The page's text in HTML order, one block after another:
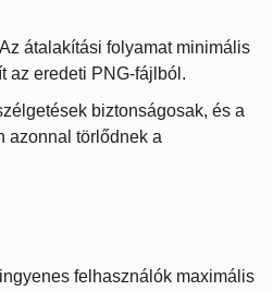
Az átalakítási folyamat minimális
az eredeti PNG-fájlból.
biztonságosak, és a
azonnal törlődnek a
felhasználók maximális